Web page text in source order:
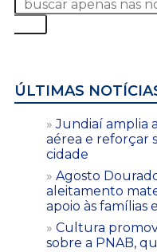
ÚLTIMAS
Jundiaí amplia
aérea e reforçar
cidade
Agosto
aleitamento
apoio às famílias
Cultura
sobre a PNAB,